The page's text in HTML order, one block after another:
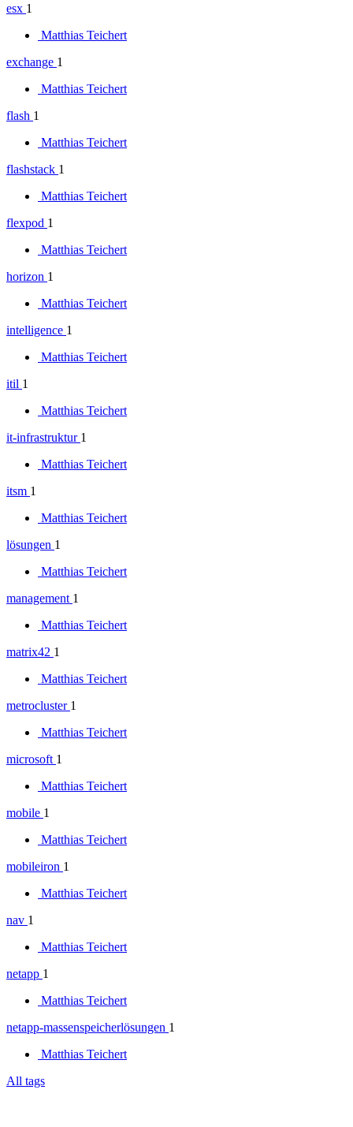
esx 1
Matthias Teichert
exchange 1
Matthias Teichert
flash 1
Matthias Teichert
flashstack 1
Matthias Teichert
flexpod 1
Matthias Teichert
horizon 1
Matthias Teichert
intelligence 1
Matthias Teichert
itil 1
Matthias Teichert
it-infrastruktur 1
Matthias Teichert
itsm 1
Matthias Teichert
lösungen 1
Matthias Teichert
management 1
Matthias Teichert
matrix42 1
Matthias Teichert
metrocluster 1
Matthias Teichert
microsoft 1
Matthias Teichert
mobile 1
Matthias Teichert
mobileiron 1
Matthias Teichert
nav 1
Matthias Teichert
netapp 1
Matthias Teichert
netapp-massenspeicherlösungen 1
Matthias Teichert
All tags